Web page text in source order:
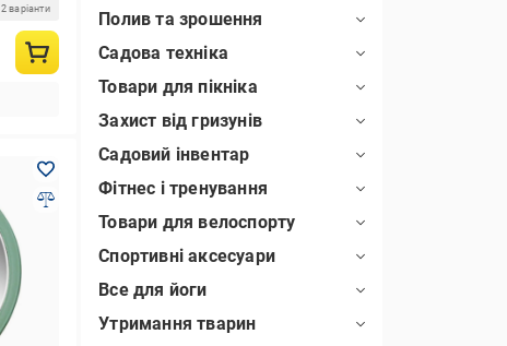
2 варіанти
Полив та зрошення
Садова техніка
Товари для пікніка
Захист від гризунів
Садовий інвентар
Фітнес і тренування
Товари для велоспорту
Спортивні аксесуари
Все для йоги
Утримання тварин